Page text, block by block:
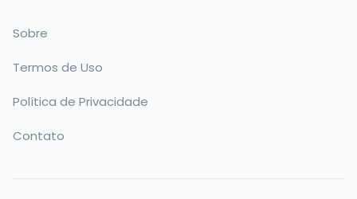
Sobre
Termos de Uso
Política de Privacidade
Contato